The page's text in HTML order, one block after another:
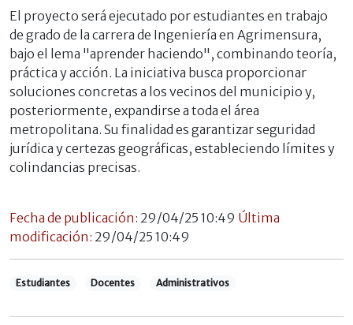
El proyecto será ejecutado por estudiantes en trabajo
de grado de la carrera de Ingeniería en Agrimensura,
bajo el lema "aprender haciendo", combinando teoría,
práctica y acción. La iniciativa busca proporcionar
soluciones concretas a los vecinos del municipio y,
posteriormente, expandirse a toda el área
metropolitana. Su finalidad es garantizar seguridad
jurídica y certezas geográficas, estableciendo límites y
colindancias precisas.
Fecha de publicación: 29/04/25 10:49 Última
modificación: 29/04/25 10:49
Estudiantes Docentes Administrativos